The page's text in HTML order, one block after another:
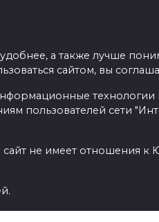
а также лучше
сайтом, вы
пользователей сети
не имеет отношения к